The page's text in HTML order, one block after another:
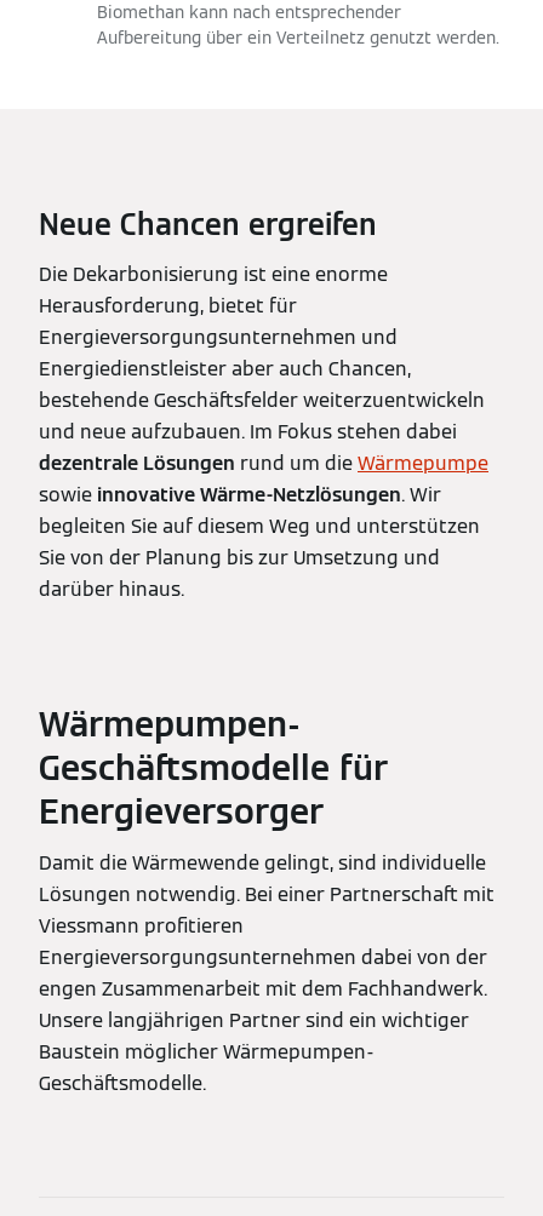
Biomethan kann nach entsprechender
Aufbereitung über ein Verteilnetz genutzt werden.
Neue Chancen ergreifen
Die Dekarbonisierung ist eine enorme
Herausforderung, bietet für
Energieversorgungsunternehmen und
Energiedienstleister aber auch Chancen,
bestehende Geschäftsfelder weiterzuentwickeln
und neue aufzubauen. Im Fokus stehen dabei
dezentrale Lösungen rund um dieWärmepumpe
sowie innovative Wärme-Netzlösungen. Wir
begleiten Sie auf diesem Weg und unterstützen
Sie von der Planung bis zur Umsetzung und
darüber hinaus.
Wärmepumpen-
Geschäftsmodelle für
Energieversorger
Damit die Wärmewende gelingt, sind individuelle
Lösungen notwendig. Bei einer Partnerschaft mit
Viessmann profitieren
Energieversorgungsunternehmen dabei von der
engen Zusammenarbeit mit dem Fachhandwerk.
Unsere langjährigen Partner sind ein wichtiger
Baustein möglicher Wärmepumpen-
Geschäftsmodelle.